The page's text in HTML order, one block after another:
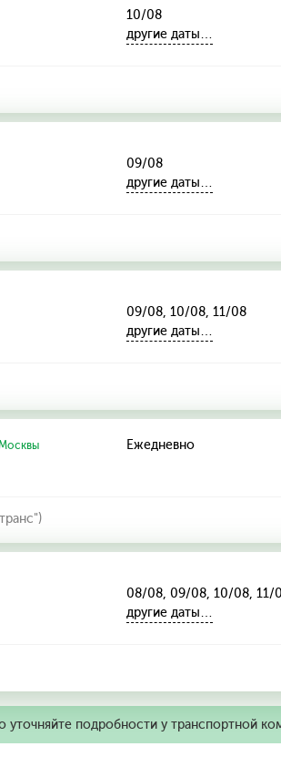
10/08
другие даты…
09/08
другие даты…
09/08, 10/08, 11/08
другие даты…
Ежедневно
08/08, 09/08, 10/08, 11/
другие даты…
подробности у транспортной